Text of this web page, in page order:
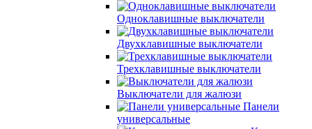
Одноклавишные выключатели
Двухклавишные выключатели
Трехклавишные выключатели
Выключатели для жалюзи
Панели
универсальные